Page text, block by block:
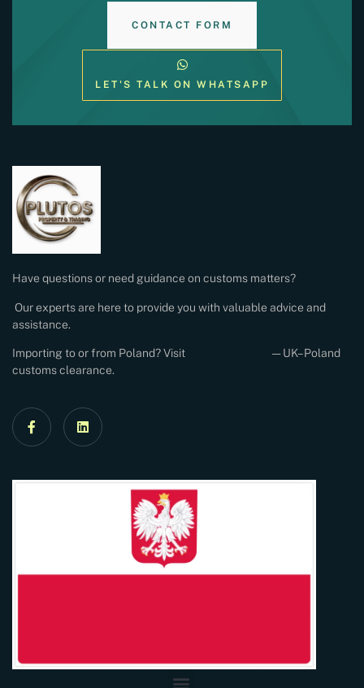
CONTACT FORM
LET'S TALK ON WHATSAPP
Have questions or need guidance on customs matters?
Our experts are here to provide you with valuable advice and
assistance.
Importing to or from Poland? Visit
— UK–Poland
customs clearance.